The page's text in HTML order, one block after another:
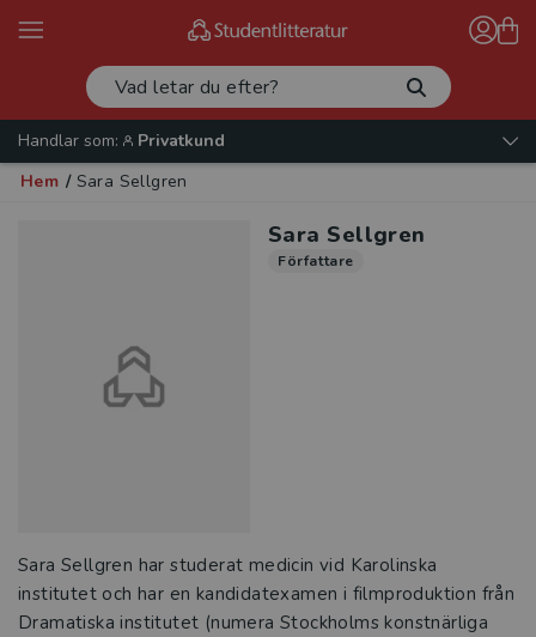
Handlar som:
Privatkund
Hem / Sara Sellgren
Sara Sellgren
Författare
Sara Sellgren har studerat medicin vid Karolinska
institutet och har en kandidatexamen i filmproduktion från
Dramatiska institutet (numera Stockholms konstnärliga